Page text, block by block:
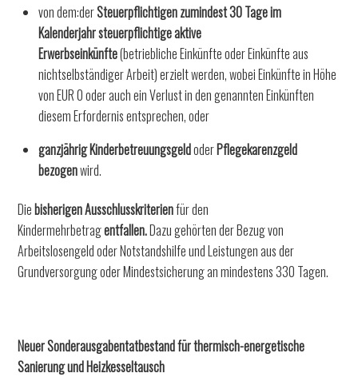
von dem:derSteuerpflichtigen zumindest 30 Tage im
Kalenderjahr steuerpflichtige aktive
Erwerbseinkünfte(betriebliche Einkünfte oder Einkünfte aus
nichtselbständiger Arbeit) erzielt werden, wobei Einkünfte in Höhe
von EUR 0 oder auch ein Verlust in den genannten Einkünften
diesem Erfordernis entsprechen, oder
ganzjährig KinderbetreuungsgeldoderPflegekarenzgeld
bezogenwird.
Diebisherigen Ausschlusskriterienfür den
Kindermehrbetragentfallen.Dazu gehörten der Bezug von
Arbeitslosengeld oder Notstandshilfe und Leistungen aus der
Grundversorgung oder Mindestsicherung an mindestens 330 Tagen.
Neuer Sonderausgabentatbestand für thermisch-energetische
Sanierung und Heizkesseltausch